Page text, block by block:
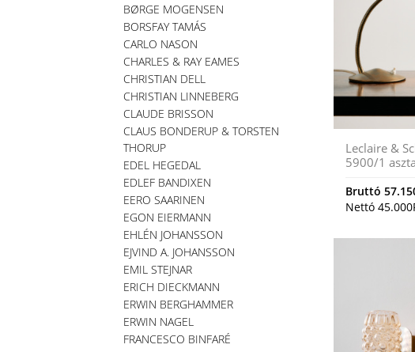
BØRGE MOGENSEN
BORSFAY TAMÁS
CARLO NASON
CHARLES & RAY EAMES
CHRISTIAN DELL
CHRISTIAN LINNEBERG
CLAUDE BRISSON
CLAUS BONDERUP & TORSTEN
THORUP
EDEL HEGEDAL
EDLEF BANDIXEN
EERO SAARINEN
EGON EIERMANN
EHLÉN JOHANSSON
EJVIND A. JOHANSSON
EMIL STEJNAR
ERICH DIECKMANN
ERWIN BERGHAMMER
ERWIN NAGEL
FRANCESCO BINFARÉ
Leclaire &
5900/1
Bruttó
Nettó 45.000